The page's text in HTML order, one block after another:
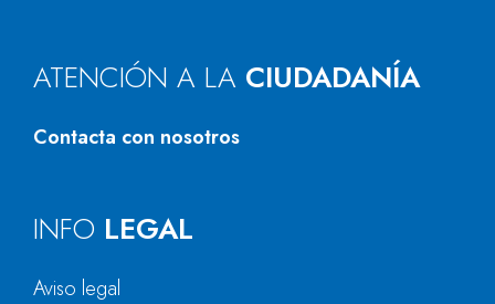
ATENCIÓN A LA CIUDADANÍA
Contacta con nosotros
INFO LEGAL
Aviso legal